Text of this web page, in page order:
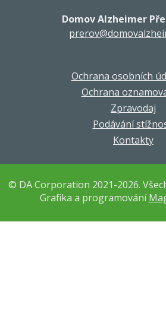
Domov Alzheimer
Ochrana osobních
Ochrana
Zpravodaj
Podávání
Kontakty
© DA Corporation 2021-2026.
Grafika a programování